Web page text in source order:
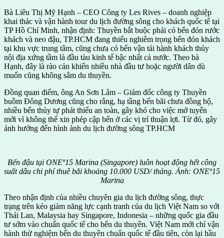
Bà Liêu Thị Mỹ Hạnh – CEO Công ty Les Rives – doanh nghiệp
khai thác và vận hành tour du lịch đường sông cho khách quốc tế tại
TP Hồ Chí Minh, nhận định: Thuyền bắt buộc phải có bến đón rước
khách và neo đậu, TP.HCM đang thiếu nghiêm trọng bến đón khách
tại khu vực trung tâm, cũng chưa có bến vận tải hành khách thủy
nội địa xứng tầm là đầu tàu kinh tế bậc nhất cả nước. Theo bà
Hạnh, đây là rào cản khiến nhiều nhà đầu tư hoặc người dân dù
muốn cũng không sắm du thuyền.
Đồng quan điểm, ông An Sơn Lâm – Giám đốc công ty Thuyền
buồm Đông Dương cũng cho rằng, hạ tầng bến bãi chưa đồng bộ,
nhiều bến thủy tự phát thiếu an toàn, gây khó cho việc mở tuyến
mới vì không thể xin phép cập bến ở các vị trí thuận lợi. Từ đó, gây
ảnh hưởng đến hình ảnh du lịch đường sông TP.HCM
Bến đậu tại ONEº15 Marina (Singapore) luôn hoạt động hết công
suất dẫu chi phí thuê bãi khoảng 10.000 USD/ tháng. Ảnh: ONEº15
Marina
Theo nhận định của nhiều chuyên gia du lịch đường sông, thực
trạng trên kéo giảm năng lực cạnh tranh của du lịch Việt Nam so với
Thái Lan, Malaysia hay Singapore, Indonesia – những quốc gia đầu
tư sớm vào chuẩn quốc tế cho bến du thuyền. Việt Nam mới chỉ vận
hành thử nghiệm bến du thuyền chuẩn quốc tế đầu tiên, còn lại hầu